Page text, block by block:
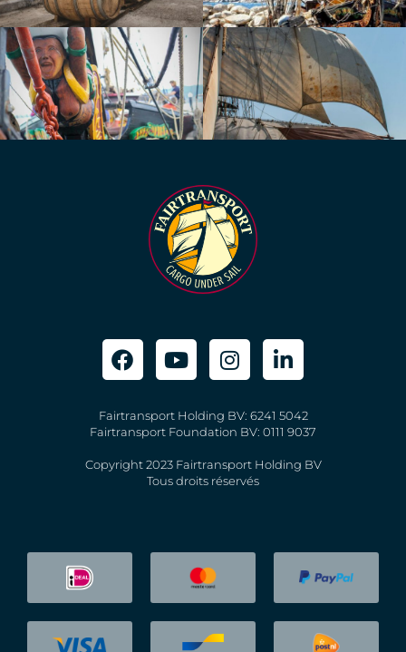
Fairtransport Holding BV: 6241 5042
Fairtransport Foundation BV: 0111 9037
Copyright 2023 Fairtransport Holding BV
Tous droits réservés